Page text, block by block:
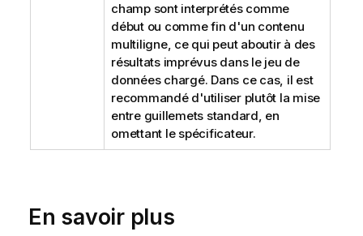
champ sont interprétés comme
début ou comme fin d'un contenu
multiligne, ce qui peut aboutir à des
résultats imprévus dans le jeu de
données chargé. Dans ce cas, il est
recommandé d'utiliser plutôt la mise
entre guillemets standard, en
omettant le spécificateur.
En savoir plus